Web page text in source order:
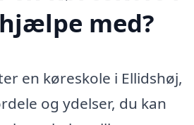
med?
en køreskole i Ellidshøj,
og ydelser, du kan